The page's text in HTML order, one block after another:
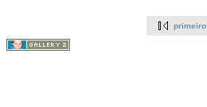
primeiro